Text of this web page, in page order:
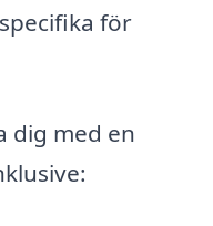
för
dig med en